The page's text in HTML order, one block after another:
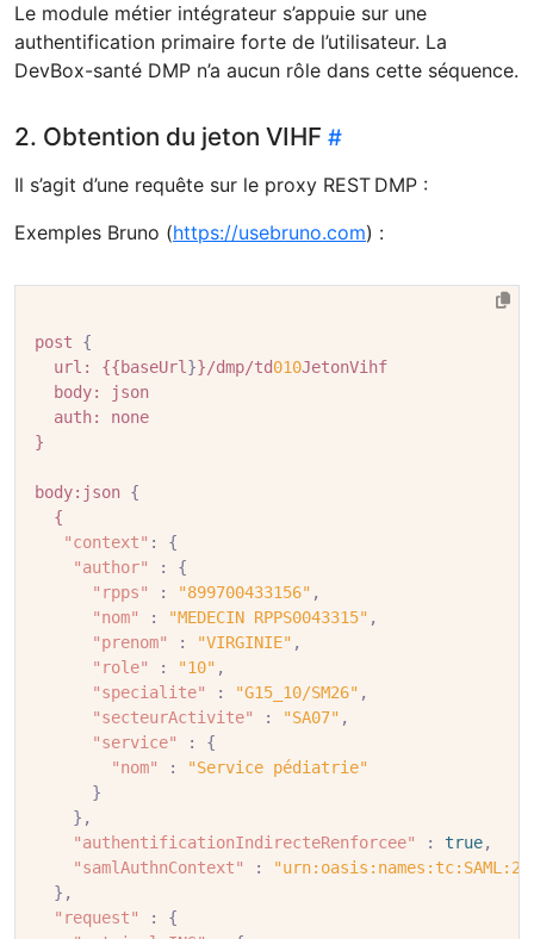
Le module métier intégrateur s’appuie sur une
authentification primaire forte de l’utilisateur. La
DevBox-santé DMP n’a aucun rôle dans cette séquence.
2. Obtention du jeton VIHF
Il s’agit d’une requête sur le proxy REST DMP :
Exemples Bruno (https://usebruno.com) :
post
{
url:
{{baseUrl}}/dmp/td010JetonVihf
body:
json
auth:
none
}
body:json {
{
"context" :
{
"author"
:
{
"rpps"
: "899700433156" ,
"nom"
: "MEDECIN RPPS0043315" ,
"prenom"
: "VIRGINIE" ,
"role"
: "10" ,
"specialite"
: "G15_10/SM26" ,
"secteurActivite"
: "SA07" ,
"service"
:
{
"nom"
:
"Service pédiatrie"
}
},
"authentificationIndirecteRenforcee"
: true,
"samlAuthnContext"
:
},
"request"
:
{